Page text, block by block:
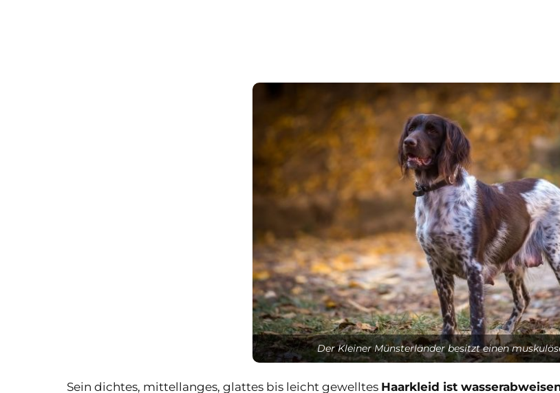
Der Kleiner Münsterländer besitzt einen
Sein dichtes, mittellanges, glattes bis leicht gewelltes Haarkleid ist